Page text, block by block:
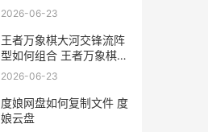
视频
2026-06-23
王者万象棋大河交锋流阵
型如何组合 王者万象棋大
河怎么玩
2026-06-23
度娘网盘如何复制文件 度
娘云盘